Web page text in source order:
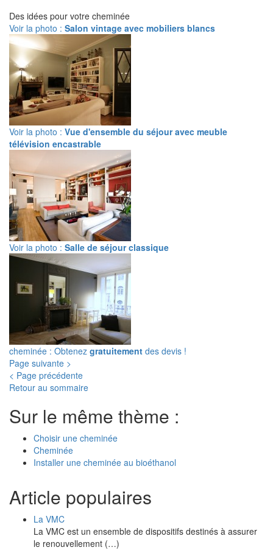
Des idées pour votre cheminée
Voir la photo : Salon vintage avec mobiliers blancs
Voir la photo : Vue d'ensemble du séjour avec meuble
télévision encastrable
Voir la photo : Salle de séjour classique
cheminée : Obtenez gratuitement des devis !
Page suivante >
< Page précédente
Retour au sommaire
Sur le même thème :
Choisir une cheminée
Cheminée
Installer une cheminée au bioéthanol
Article populaires
La VMC
La VMC est un ensemble de dispositifs destinés à assurer
le renouvellement (…)